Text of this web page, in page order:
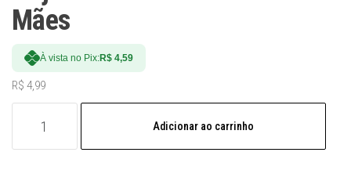
Mães
À vista no Pix:R$ 4,59
R$ 4,99
Caixinha
Adicionar ao carrinho